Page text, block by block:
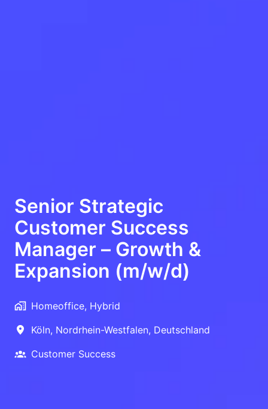
Senior Strategic
Customer Success
Manager – Growth &
Expansion (m/w/d)
Homeoffice, Hybrid
Köln, Nordrhein-Westfalen, Deutschland
Customer Success